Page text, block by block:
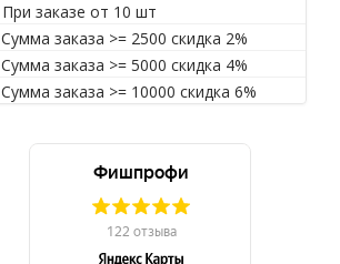
При заказе от 10 шт
Сумма заказа >= 2500 скидка 2%
Сумма заказа >= 5000 скидка 4%
Сумма заказа >= 10000 скидка 6%